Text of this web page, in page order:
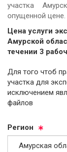
участка
опущенной цене.
Цена услуги
Амурской
течении 3
Для того чтоб правильно
участка для
исключением
файлов
Ре­ги­он